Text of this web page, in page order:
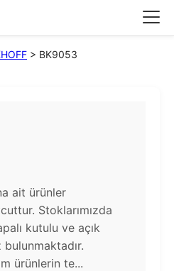
> BK9053
ait ürünler
Stoklarımızda
kutulu ve açık
ürünlerin te...